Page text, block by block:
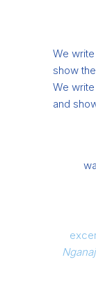
We
show
We
and